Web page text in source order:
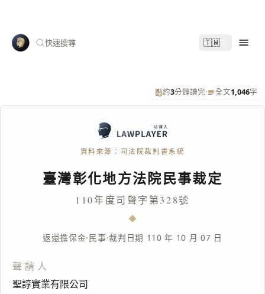
快速搜尋 🇹🇼
約3分鐘讀完· 全文1,046字
資料來源：司法院裁判書系統
臺灣彰化地方法院民事裁定
110年度司聲字第328號
返還擔保金·民事·裁判日期 110 年 10 月 07 日
聲請人
聖諄實業有限公司